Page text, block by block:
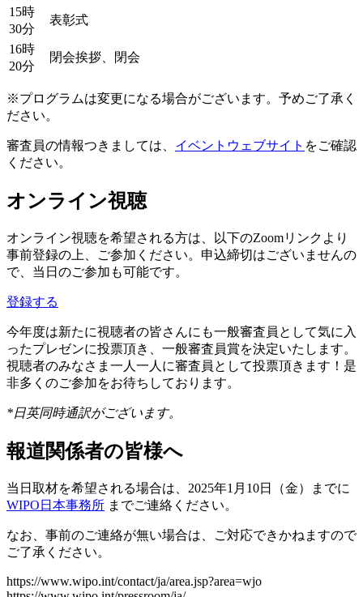
15時
30分
表彰式
16時
20分
閉会挨拶、閉会
※プログラムは変更になる場合がございます。予めご了承く
ださい。
審査員の情報つきましては、 イベントウェブサイト をご確認
ください。
オンライン視聴
オンライン視聴を希望される方は、以下のZoomリンクより
事前登録の上、ご参加ください。申込締切はございませんの
で、当日のご参加も可能です。
登録する
今年度は新たに視聴者の皆さんにも一般審査員として気に入
ったプレゼンに投票頂き、一般審査員賞を決定いたします。
視聴者のみなさま一人一人に審査員として投票頂きます！是
非多くのご参加をお待ちしております。
*日英同時通訳がございます。
報道関係者の皆様へ
当日取材を希望される場合は、2025年1月10日（金）までに
WIPO日本事務所 までご連絡ください。
なお、事前のご連絡が無い場合は、ご対応できかねますので
ご了承ください。
https://www.wipo.int/contact/ja/area.jsp?area=wjo